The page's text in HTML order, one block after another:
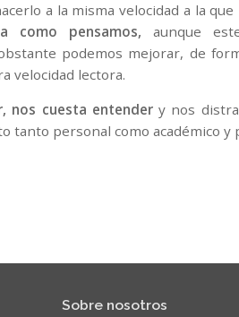
a la misma velocidad a la
como pensamos, aunque
podemos mejorar, de
velocidad lectora.
nos cuesta entendery nos
personal como académico y
Sobre nosotros